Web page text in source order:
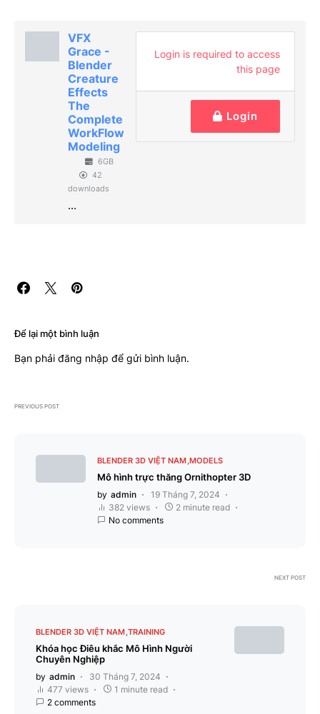
VFX
Grace -
Blender
Creature
Effects
The
Complete
WorkFlow
Modeling
6GB
42
downloads
...
Login is required to access
this page
Login
Để lại một bình luận
Bạn phải đăng nhập để gửi bình luận.
PREVIOUS POST
BLENDER 3D VIỆT NAM MODELS
Mô hình trực thăng Ornithopter 3D
by admin
19 Tháng 7, 2024
382 views
2 minute read
No comments
NEXT POST
BLENDER 3D VIỆT NAM TRAINING
Khóa học Điêu khắc Mô Hình Người
Chuyên Nghiệp
by admin
30 Tháng 7, 2024
477 views
1 minute read
2 comments